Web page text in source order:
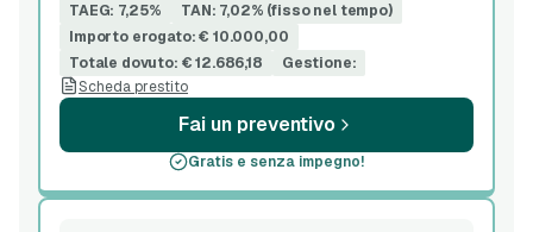
TAEG: 7,25%
TAN: 7,02% (fisso nel tempo)
Importo erogato: € 10.000,00
Totale dovuto: € 12.686,18
Gestione:
Scheda prestito
Fai un preventivo
Gratis e senza impegno!